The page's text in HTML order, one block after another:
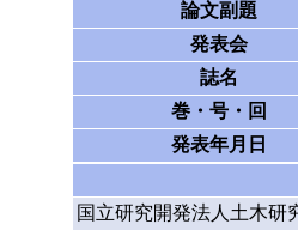
論文副題
発表会
誌名
巻・号・回
発表年月日
国立研究開発法人土木研